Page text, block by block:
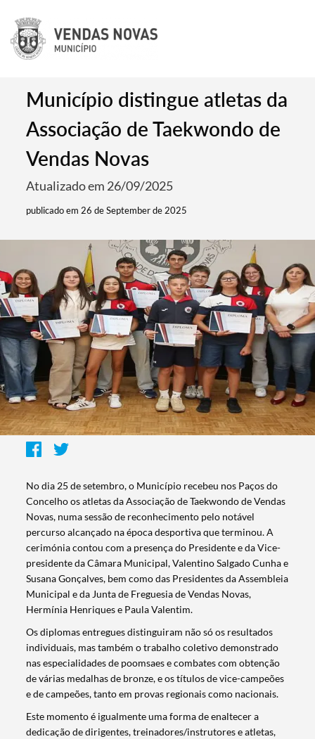
Município distingue atletas da
Associação de Taekwondo de
Vendas Novas
Atualizado em 26/09/2025
publicado em 26 de September de 2025
No dia 25 de setembro, o Município recebeu nos Paços do
Concelho os atletas da Associação de Taekwondo de Vendas
Novas, numa sessão de reconhecimento pelo notável
percurso alcançado na época desportiva que terminou. A
cerimónia contou com a presença do Presidente e da Vice-
presidente da Câmara Municipal, Valentino Salgado Cunha e
Susana Gonçalves, bem como das Presidentes da Assembleia
Municipal e da Junta de Freguesia de Vendas Novas,
Hermínia Henriques e Paula Valentim.
Os diplomas entregues distinguiram não só os resultados
individuais, mas também o trabalho coletivo demonstrado
nas especialidades de poomsaes e combates com obtenção
de várias medalhas de bronze, e os títulos de vice-campeões
e de campeões, tanto em provas regionais como nacionais.
Este momento é igualmente uma forma de enaltecer a
dedicação de dirigentes, treinadores/instrutores e atletas,